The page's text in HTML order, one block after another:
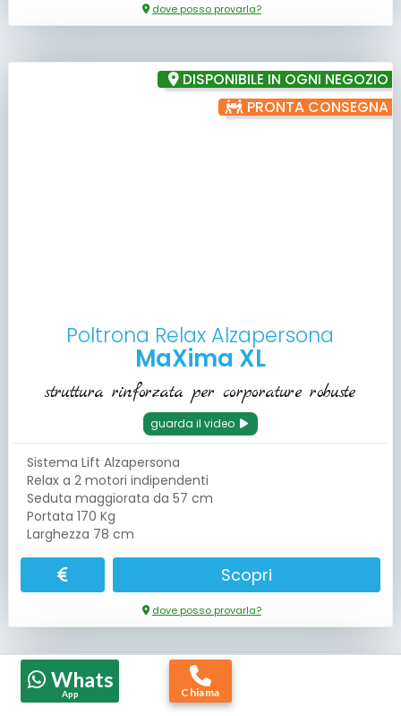
dove posso provarla?
DISPONIBILE IN OGNI NEGOZIO
PRONTA CONSEGNA
Poltrona Relax Alzapersona
MaXima XL
struttura rinforzata per corporature robuste
guarda il video
Sistema Lift Alzapersona
Relax a 2 motori indipendenti
Seduta maggiorata da 57 cm
Portata 170 Kg
Larghezza 78 cm
Scopri
dove posso provarla?
DISPONIBILE IN OGNI NEGOZIO
Whats
App Chiama